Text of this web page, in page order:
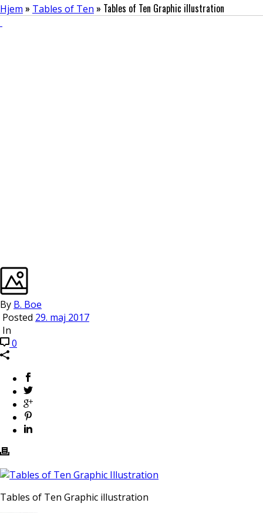
Hjem » Tables of Ten » Tables of Ten Graphic illustration
By B. Boe
Posted 29. maj 2017
In
0
Tables of Ten Graphic illustration